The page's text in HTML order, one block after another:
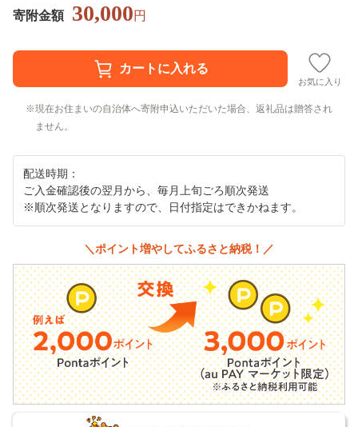
寄附金額 30,000円
お気に入り
現在お住まいの自治体へ寄附申込いただいた場合、返礼品は贈答され
ません。
配送時期：
ご入金確認後の翌月から、毎月上旬ごろ順次発送
※順次発送となりますので、日付指定はできかねます。
＼ポイント増やしてふるさと納税！／